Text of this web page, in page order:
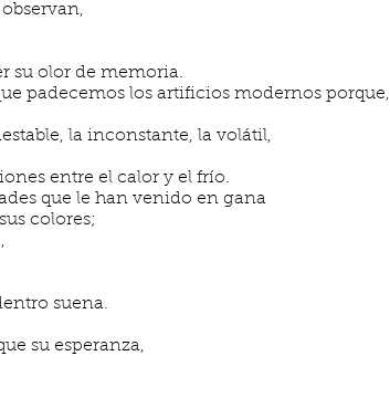
su olor de memoria.
padecemos los artificios modernos porque,
la inconstante, la volátil,
entre el calor y el frío.
que le han venido en gana
colores;
suena.
su esperanza,